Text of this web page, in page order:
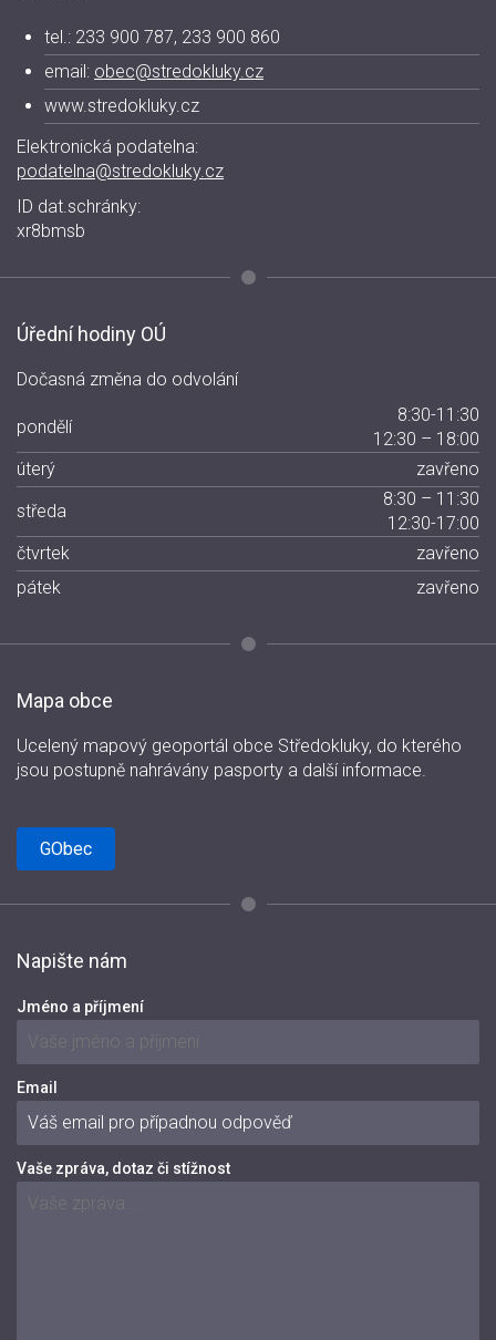
tel.: 233 900 787, 233 900 860
email: obec@stredokluky.cz
www.stredokluky.cz
Elektronická podatelna:
podatelna@stredokluky.cz
ID dat.schránky:
xr8bmsb
Úřední hodiny OÚ
Dočasná změna do odvolání
pondělí
8:30-11:30
12:30 – 18:00
úterý
zavřeno
středa
8:30 – 11:30
12:30-17:00
čtvrtek
zavřeno
pátek
zavřeno
Mapa obce
Ucelený mapový geoportál obce Středokluky, do kterého
jsou postupně nahrávány pasporty a další informace.
GObec
Napište nám
Jméno a příjmení
Email
Vaše zpráva, dotaz či stížnost